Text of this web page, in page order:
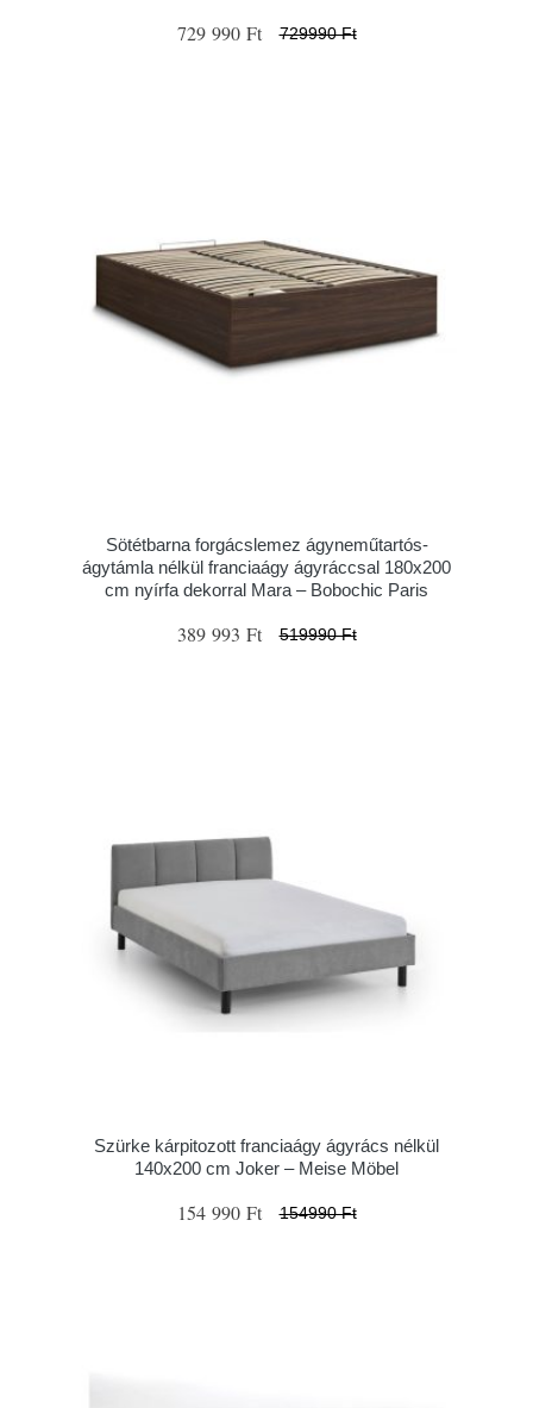
729 990 Ft 729990 Ft
Sötétbarna forgácslemez ágyneműtartós-
ágytámla nélkül franciaágy ágyráccsal 180x200
cm nyírfa dekorral Mara – Bobochic Paris
389 993 Ft 519990 Ft
Szürke kárpitozott franciaágy ágyrács nélkül
140x200 cm Joker – Meise Möbel
154 990 Ft 154990 Ft